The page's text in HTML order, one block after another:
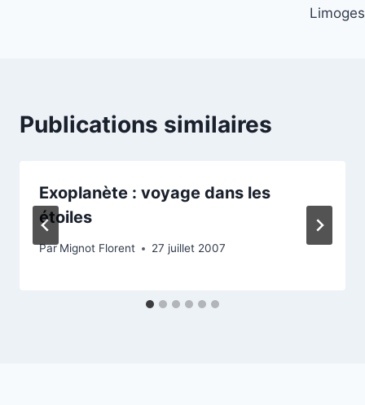
Limoges
Publications similaires
Exoplanète : voyage dans les
étoiles
Par Mignot Florent 27 juillet 2007